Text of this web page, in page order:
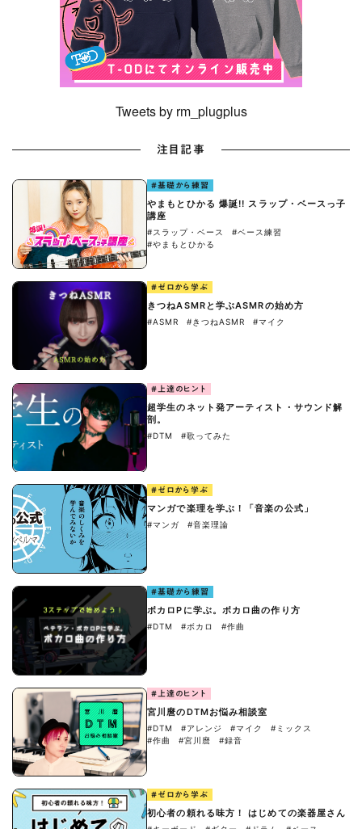
Tweets by rm_plugplus
注目記事
#基礎から練習
やまもとひかる 爆誕!! スラップ・ベースっ子
講座
#スラップ・ベース
#ベース練習
#やまもとひかる
#ゼロから学ぶ
きつねASMRと学ぶASMRの始め方
#ASMR #きつねASMR #マイク
#上達のヒント
超学生のネット発アーティスト・サウンド解
剖。
#DTM #歌ってみた
#ゼロから学ぶ
マンガで楽理を学ぶ！「音楽の公式」
#マンガ #音楽理論
#基礎から練習
ボカロPに学ぶ。ボカロ曲の作り方
#DTM #ボカロ #作曲
#上達のヒント
宮川麿のDTMお悩み相談室
#DTM #アレンジ #マイク
#ミックス
#作曲
#宮川麿 #録音
#ゼロから学ぶ
初心者の頼れる味方！ はじめての楽器屋さん